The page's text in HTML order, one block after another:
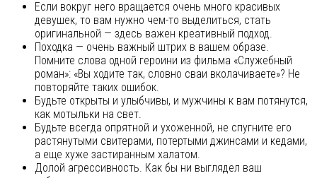
Если вокруг него вращается очень много красивых
девушек, то вам нужно чем-то выделиться, стать
оригинальной — здесь важен креативный подход.
Походка — очень важный штрих в вашем образе.
Помните слова одной героини из фильма «Служебный
роман»: «Вы ходите так, словно сваи вколачиваете»? Не
повторяйте таких ошибок.
Будьте открыты и улыбчивы, и мужчины к вам потянутся,
как мотыльки на свет.
Будьте всегда опрятной и ухоженной, не спугните его
растянутыми свитерами, потертыми джинсами и кедами,
а еще хуже застиранным халатом.
Долой агрессивность. Как бы ни выглядел ваш